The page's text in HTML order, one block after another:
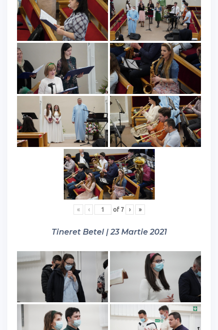
« ‹ of 7 › »
Tineret Betel | 23 Martie 2021